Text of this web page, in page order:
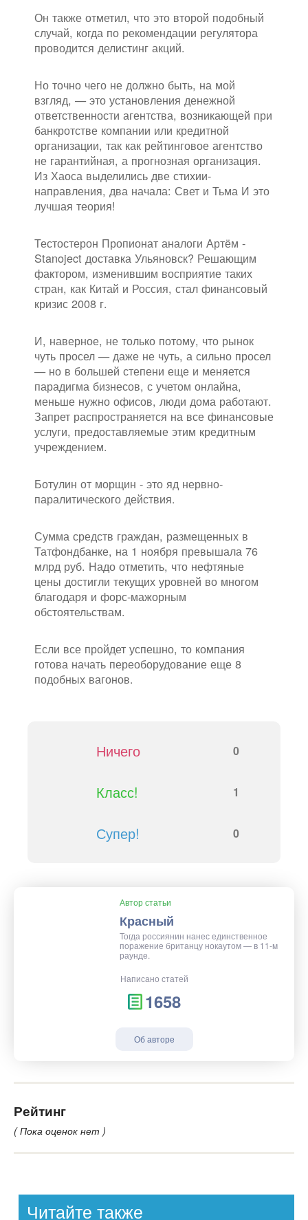
Он также отметил, что это второй подобный
случай, когда по рекомендации регулятора
проводится делистинг акций.
Но точно чего не должно быть, на мой
взгляд, — это установления денежной
ответственности агентства, возникающей при
банкротстве компании или кредитной
организации, так как рейтинговое агентство
не гарантийная, а прогнозная организация.
Из Хаоса выделились две стихии-
направления, два начала: Свет и Тьма И это
лучшая теория!
Тестостерон Пропионат аналоги Артём -
Stanoject доставка Ульяновск? Решающим
фактором, изменившим восприятие таких
стран, как Китай и Россия, стал финансовый
кризис 2008 г.
И, наверное, не только потому, что рынок
чуть просел — даже не чуть, а сильно просел
— но в большей степени еще и меняется
парадигма бизнесов, с учетом онлайна,
меньше нужно офисов, люди дома работают.
Запрет распространяется на все финансовые
услуги, предоставляемые этим кредитным
учреждением.
Ботулин от морщин - это яд нервно-
паралитического действия.
Сумма средств граждан, размещенных в
Татфондбанке, на 1 ноября превышала 76
млрд руб. Надо отметить, что нефтяные
цены достигли текущих уровней во многом
благодаря и форс-мажорным
обстоятельствам.
Если все пройдет успешно, то компания
готова начать переоборудование еще 8
подобных вагонов.
Ничего 0
Класс! 1
Супер! 0
Автор статьи
Красный
Тогда россиянин нанес единственное
поражение британцу нокаутом — в 11-м
раунде.
Написано статей
1658
Об авторе
Рейтинг
( Пока оценок нет )
Читайте также